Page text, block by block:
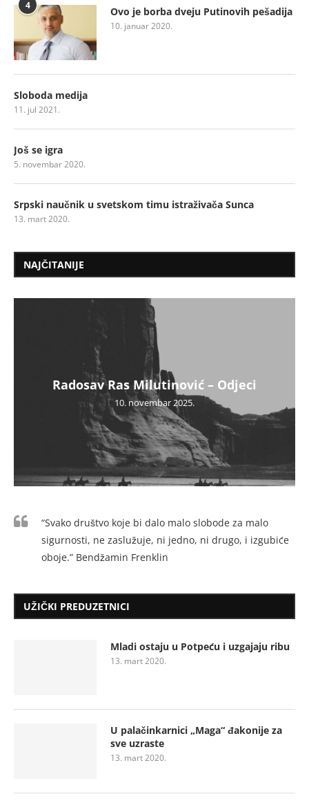
4 Ovo je borba dveju Putinovih pešadija
10. januar 2020.
Sloboda medija
11. jul 2021.
Još se igra
5. novembar 2020.
Srpski naučnik u svetskom timu istraživača Sunca
13. mart 2020.
NAJČITANIJE
Radosav Ras Milutinović – Odjeci
10. novembar 2025.
“Svako društvo koje bi dalo malo slobode za malo
sigurnosti, ne zaslužuje, ni jedno, ni drugo, i izgubiće
oboje.” Bendžamin Frenklin
UŽIČKI PREDUZETNICI
Mladi ostaju u Potpeću i uzgajaju ribu
13. mart 2020.
U palačinkarnici „Maga“ đakonije za
sve uzraste
13. mart 2020.